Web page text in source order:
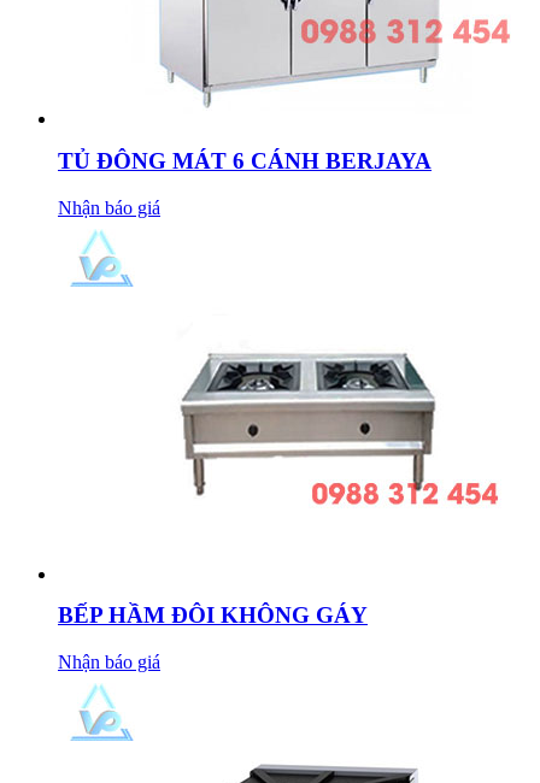
TỦ ĐÔNG MÁT 6 CÁNH BERJAYA
Nhận báo giá
BẾP HẦM ĐÔI KHÔNG GÁY
Nhận báo giá